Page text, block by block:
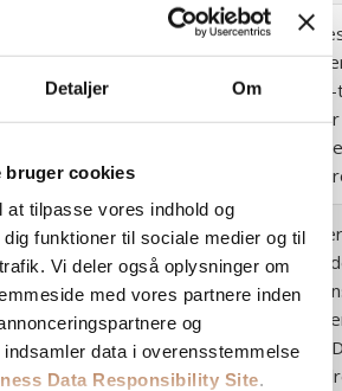
Detaljer Om
bruger cookies
at tilpasse vores indhold og
funktioner til sociale medier og til
Vi deler også oplysninger om
med vores partnere inden
og
data i overensstemmelse
Data Responsibility Site.
facebook.com
til at
fra
google.com
ID, der
besøg.
til at